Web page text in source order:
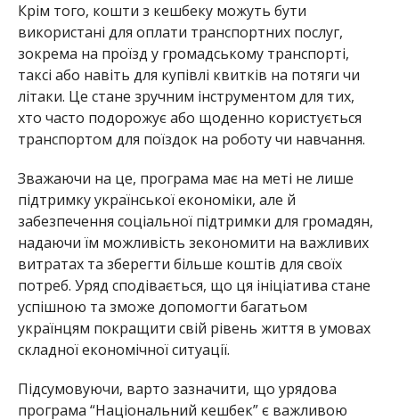
Крім того, кошти з кешбеку можуть бути
використані для оплати транспортних послуг,
зокрема на проїзд у громадському транспорті,
таксі або навіть для купівлі квитків на потяги чи
літаки. Це стане зручним інструментом для тих,
хто часто подорожує або щоденно користується
транспортом для поїздок на роботу чи навчання.
Зважаючи на це, програма має на меті не лише
підтримку української економіки, але й
забезпечення соціальної підтримки для громадян,
надаючи їм можливість зекономити на важливих
витратах та зберегти більше коштів для своїх
потреб. Уряд сподівається, що ця ініціатива стане
успішною та зможе допомогти багатьом
українцям покращити свій рівень життя в умовах
складної економічної ситуації.
Підсумовуючи, варто зазначити, що урядова
програма “Національний кешбек” є важливою